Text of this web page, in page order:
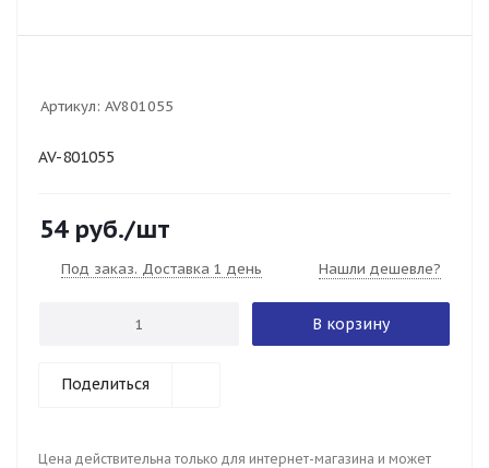
Артикул: AV801055
AV-801055
54руб./шт
Под заказ. Доставка 1 день Нашли дешевле?
В корзину
Поделиться
Цена действительна только для интернет-магазина и может